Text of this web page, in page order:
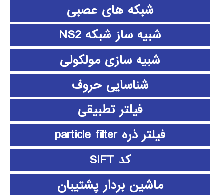
شبکه های عصبی
شبیه ساز شبکه NS2
شبیه سازی مولکولی
شناسایی حروف
فیلتر تطبیقی
فیلتر ذره particle filter
کد SIFT
ماشین بردار پشتیبان